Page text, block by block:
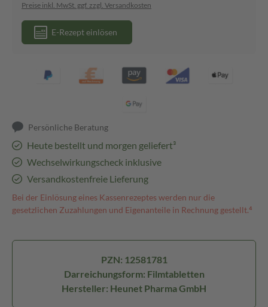
Preise inkl. MwSt. ggf. zzgl. Versandkosten
E-Rezept einlösen
Persönliche Beratung
Heute bestellt und morgen geliefert³
Wechselwirkungscheck inklusive
Versandkostenfreie Lieferung
Bei der Einlösung eines Kassenrezeptes werden nur die
gesetzlichen Zuzahlungen und Eigenanteile in Rechnung gestellt.⁴
PZN: 12581781
Darreichungsform: Filmtabletten
Hersteller: Heunet Pharma GmbH